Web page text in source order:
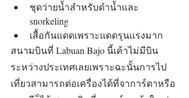
ชุดว่ายน้ำสำหรับดำน้ำและ
snorkeling
เสื้อกันแดดเพราะแดดรุนแรงมาก
สนามบินที่ Labuan Bajo นี้เค้าไม่มีบิน
ระหว่างประเทศเลยเพราะฉะนั้นการไป
เที่ยวสามารถต่อเครื่องได้ที่จาการ์ตาหรือ